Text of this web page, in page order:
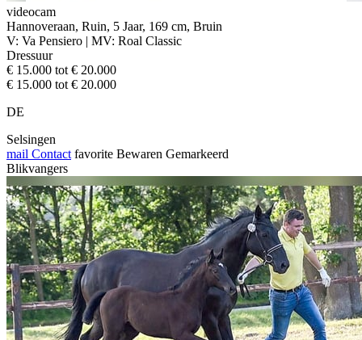
videocam
Hannoveraan, Ruin, 5 Jaar, 169 cm, Bruin
V: Va Pensiero | MV: Roal Classic
Dressuur
€ 15.000 tot € 20.000
€ 15.000 tot € 20.000
DE
Selsingen
mail Contact favorite Bewaren Gemarkeerd
Blikvangers